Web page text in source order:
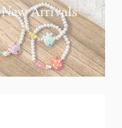
New Arrivals